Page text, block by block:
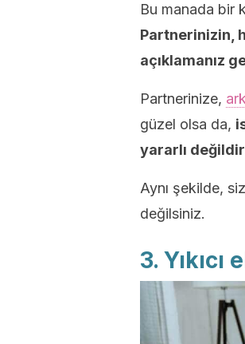
Bu manada bir
Partnerinizin,
açıklamanız
Partnerinize,
güzel olsa da,
yararlı
Aynı şekilde,
değilsiniz.
3. Yıkıcı